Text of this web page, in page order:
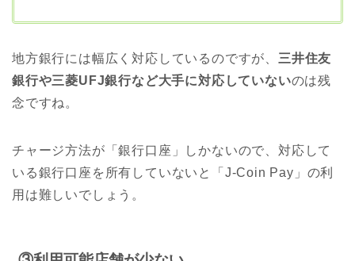
地方銀行には幅広く対応しているのですが、 三井住友
銀行や三菱UFJ銀行など大手に対応していないのは残
念ですね。
チャージ方法が「銀行口座」しかないので、対応して
いる銀行口座を所有していないと「J-Coin Pay」の利
用は難しいでしょう。